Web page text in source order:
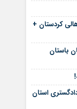
اهالی کردستان +
باستان
استان